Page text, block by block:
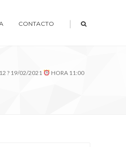
CONTACTO |
? 19/02/2021 HORA 11:00